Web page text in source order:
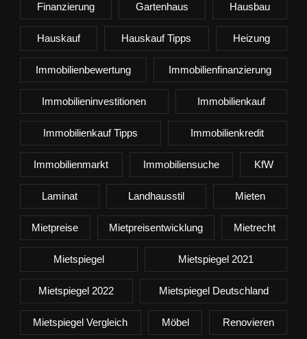
Finanzierung Gartenhaus Hausbau
Hauskauf Hauskauf Tipps Heizung
Immobilienbewertung Immobilienfinanzierung
Immobilieninvestitionen Immobilienkauf
Immobilienkauf Tipps Immobilienkredit
Immobilienmarkt Immobiliensuche KfW
Laminat Landhausstil Mieten
Mietpreise Mietpreisentwicklung Mietrecht
Mietspiegel Mietspiegel 2021
Mietspiegel 2022 Mietspiegel Deutschland
Mietspiegel Vergleich Möbel Renovieren